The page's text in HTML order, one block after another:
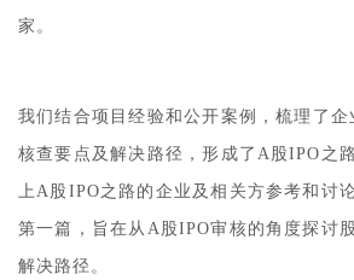
家。
我们结合项目经验和公开案例，梳理了
核查要点及解决路径，形成了A股IPO之
上A股IPO之路的企业及相关方参考和讨
第一篇，旨在从A股IPO审核的角度探讨
解决路径。